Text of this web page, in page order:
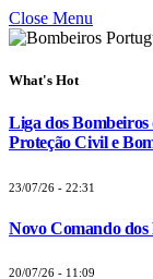
Close Menu
What's Hot
Liga dos Bombeiros
Proteção Civil e
23/07/26 - 22:31
Novo Comando
20/07/26 - 11:09